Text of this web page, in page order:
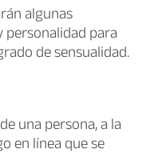
algunas
para
de sensualidad.
una persona, a la
en línea que se